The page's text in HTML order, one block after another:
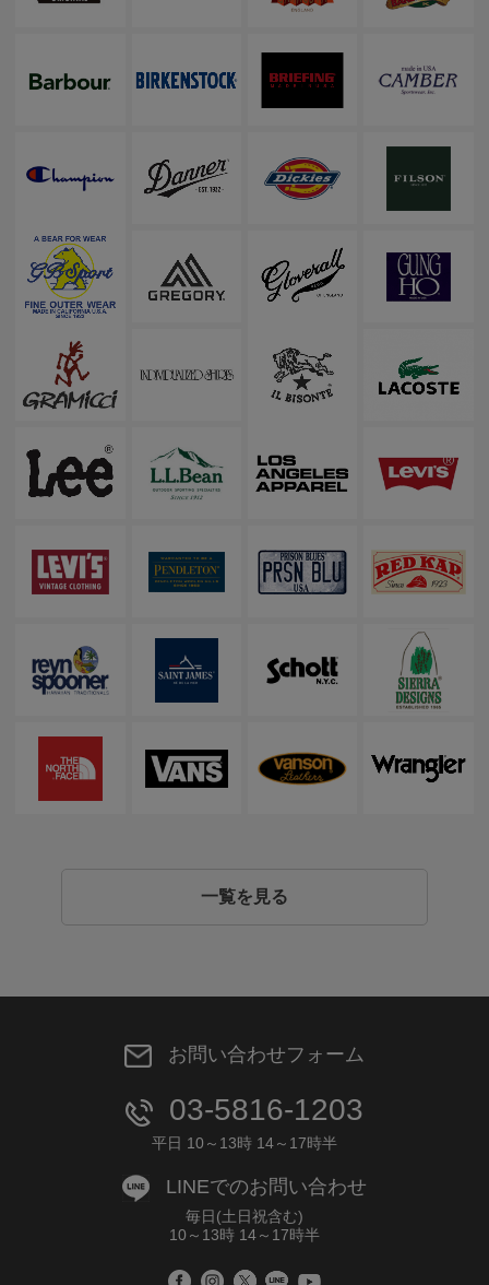
一覧を見る
お問い合わせフォーム
03-5816-1203
平日 10～13時 14～17時半
LINEでのお問い合わせ
毎日(土日祝含む)
10～13時 14～17時半